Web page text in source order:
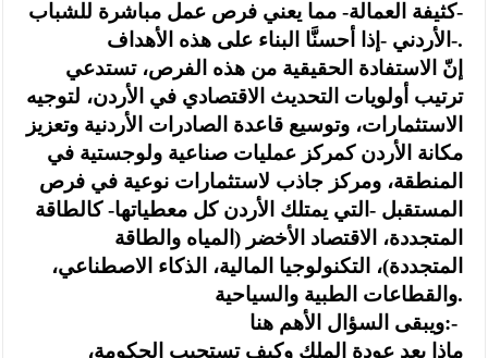
-كثيفة العمالة- مما يعني فرص عمل مباشرة للشباب
الأردني -إذا أحسنَّا البناء على هذه الأهداف-.
إنّ الاستفادة الحقيقية من هذه الفرص، تستدعي
ترتيب أولويات التحديث الاقتصادي في الأردن، لتوجيه
الاستثمارات، وتوسيع قاعدة الصادرات الأردنية وتعزيز
مكانة الأردن كمركز عمليات صناعية ولوجستية في
المنطقة، ومركز جاذب لاستثمارات نوعية في فرص
المستقبل -التي يمتلك الأردن كل معطياتها- كالطاقة
المتجددة، الاقتصاد الأخضر (المياه والطاقة
المتجددة)، التكنولوجيا المالية، الذكاء الاصطناعي،
والقطاعات الطبية والسياحية.
ويبقى السؤال الأهم هنا:-
ماذا بعد عودة الملك وكيف تستجيب الحكومة،